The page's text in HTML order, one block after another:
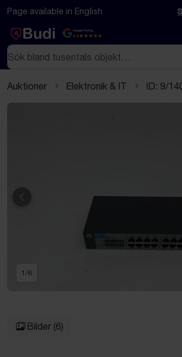
Hoppa till innehåll
Textbaserad (markdown) version av denna
Page available in English
Google Rating
4.5
Sök
Auktioner Elektronik & IT ID: 9/
Föregående
1 /6
Bilder (6)